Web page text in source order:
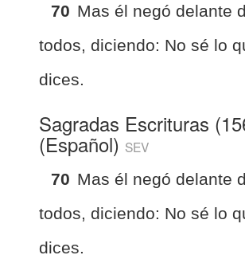
70 Mas él negó delante
todos, diciendo: No sé lo
dices.
Sagradas Escrituras
(Español) SEV
70 Mas él negó delante
todos, diciendo: No sé lo
dices.